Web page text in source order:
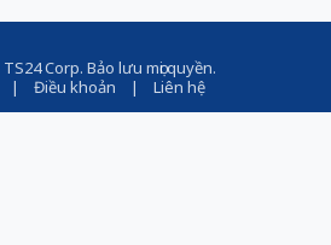
TS24 Corp. Bảo lưu mọi quyền.
| Điều khoản | Liên hệ